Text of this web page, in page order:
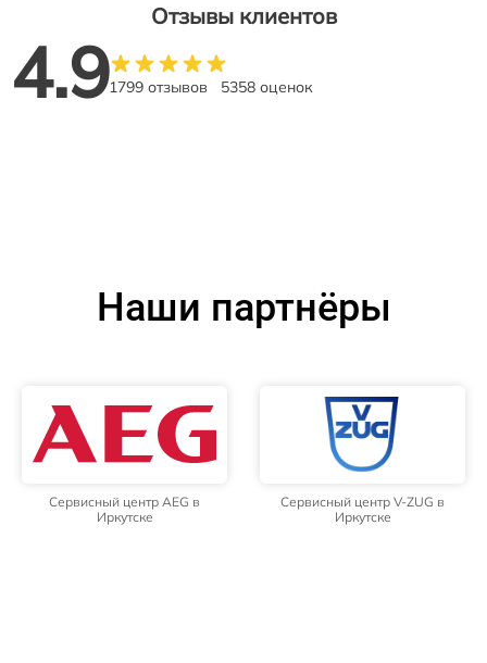
Отзывы клиентов
4.91799 отзывов 5358 оценок
Наши партнёры
Сервисный центр AEG в
Иркутске
Сервисный центр V-ZUG в
Иркутске